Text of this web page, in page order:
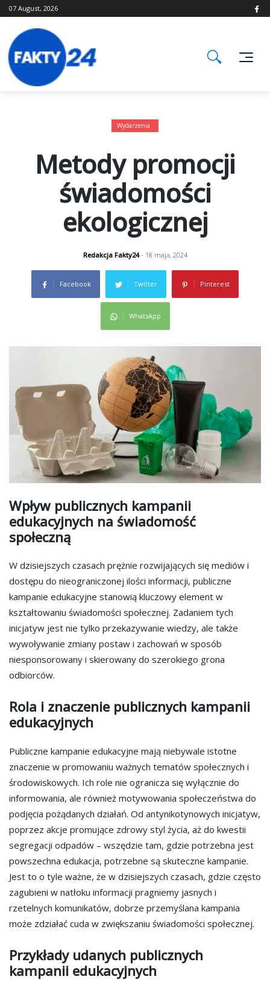
Skip
to
07 August, 2026
Wydarzenia
Metody promocji
świadomości
ekologicznej
Redakcja Fakty24- 18 maja, 2024
Facebook Twitter Pinterest
WhatsApp
Wpływ publicznych kampanii
edukacyjnych na świadomość
społeczną
W dzisiejszych czasach prężnie rozwijających się mediów i
dostępu do nieograniczonej ilości informacji, publiczne
kampanie edukacyjne stanowią kluczowy element w
kształtowaniu świadomości społecznej. Zadaniem tych
inicjatyw jest nie tylko przekazywanie wiedzy, ale także
wywoływanie zmiany postaw i zachowań w sposób
niesponsorowany i skierowany do szerokiego grona
odbiorców.
Rola i znaczenie publicznych kampanii
edukacyjnych
Publiczne kampanie edukacyjne mają niebywale istotne
znaczenie w promowaniu ważnych tematów społecznych i
środowiskowych. Ich role nie ogranicza się wyłącznie do
informowania, ale również motywowania społeczeństwa do
podjęcia pożądanych działań. Od antynikotynowych inicjatyw,
poprzez akcje promujące zdrowy styl życia, aż do kwestii
segregacji odpadów – wszędzie tam, gdzie potrzebna jest
powszechna edukacja, potrzebne są skuteczne kampanie.
Jest to o tyle ważne, że w dzisiejszych czasach, gdzie często
zagubieni w natłoku informacji pragniemy jasnych i
rzetelnych komunikatów, dobrze przemyślana kampania
może zdziałać cuda w zwiększaniu świadomości społecznej.
Przykłady udanych publicznych
kampanii edukacyjnych